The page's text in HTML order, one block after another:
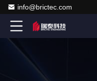
info@brictec.com